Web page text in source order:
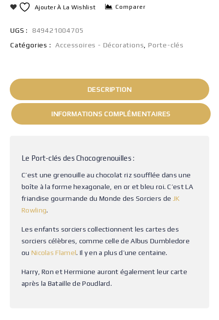
Ajouter À La Wishlist Comparer
UGS :
849421004705
Catégories :
Accessoires - Décorations ,Porte-clés
DESCRIPTION
INFORMATIONS COMPLÉMENTAIRES
Le Port-clés des Chocogrenouilles :
C’est une grenouille au chocolat riz soufflée dans une
boîte à la forme hexagonale, en or et bleu roi. C’est LA
friandise gourmande du Monde des Sorciers de JK
Rowling.
Les enfants sorciers collectionnent les cartes des
sorciers célèbres, comme celle de Albus Dumbledore
ou Nicolas Flamel. Il y en a plus d’une centaine.
Harry, Ron et Hermione auront également leur carte
après la Bataille de Poudlard.